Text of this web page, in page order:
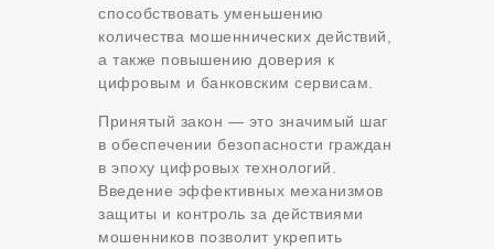
способствовать уменьшению
количества мошеннических действий,
а также повышению доверия к
цифровым и банковским сервисам.
Принятый закон — это значимый шаг
в обеспечении безопасности граждан
в эпоху цифровых технологий.
Введение эффективных механизмов
защиты и контроль за действиями
мошенников позволит укрепить